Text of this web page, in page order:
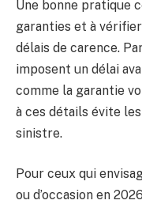
Une bonne pratique
garanties et à
délais de carence.
imposent un délai
comme la garantie
à ces détails évite
sinistre.
Pour ceux qui
ou d’occasion en